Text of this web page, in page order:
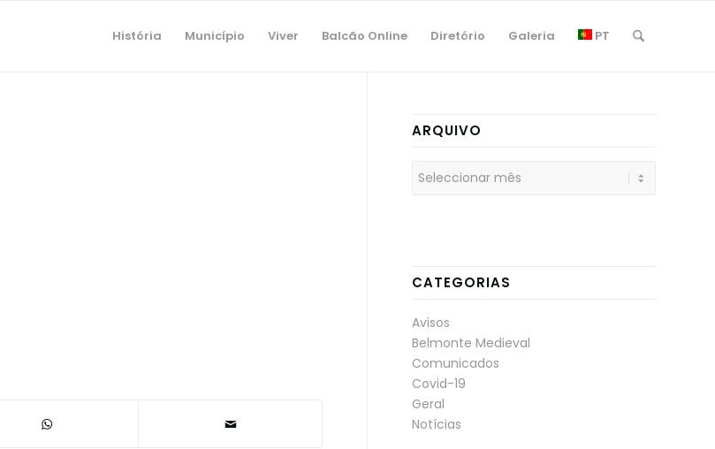
História Município Viver Balcão Online Diretório Galeria PT
ARQUIVO
CATEGORIAS
Avisos
Belmonte Medieval
Comunicados
Covid-19
Geral
Notícias